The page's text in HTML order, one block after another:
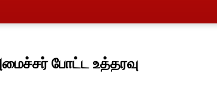
போட்ட உத்தரவு